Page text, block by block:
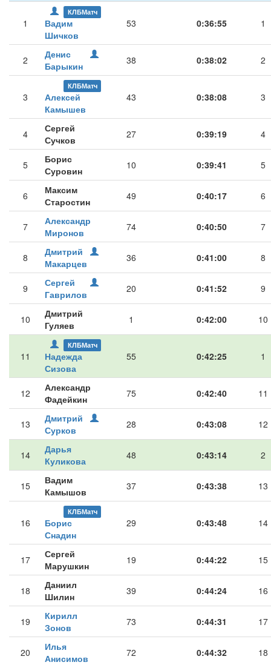
1
КЛБМатч
Вадим
Шичков
53 0:36:55 1
2
Денис
Барыкин
38 0:38:02 2
3
КЛБМатч
Алексей
Камышев
43 0:38:08 3
4
Сергей
Сучков
27 0:39:19 4
5
Борис
Суровин
10 0:39:41 5
6
Максим
Старостин
49 0:40:17 6
7
Александр
Миронов
74 0:40:50 7
8
Дмитрий
Макарцев
36 0:41:00 8
9
Сергей
Гаврилов
20 0:41:52 9
10
Дмитрий
Гуляев
1 0:42:00 10
11
КЛБМатч
Надежда
Сизова
55 0:42:25 1
12
Александр
Фадейкин
75 0:42:40 11
13
Дмитрий
Сурков
28 0:43:08 12
14
Дарья
Куликова
48 0:43:14 2
15
Вадим
Камышов
37 0:43:38 13
16
КЛБМатч
Борис
Снадин
29 0:43:48 14
17
Сергей
Марушкин
19 0:44:22 15
18
Даниил
Шилин
39 0:44:24 16
19
Кирилл
Зонов
73 0:44:31 17
20
Илья
Анисимов
72 0:44:32 18